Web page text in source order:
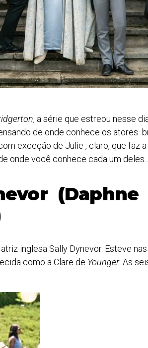
, a série que estreou nesse
de onde conhece os atores
exceção de Julie , claro, que faz
onde você conhece cada um
(Daphne
inglesa Sally Dynevor. Esteve
como a Clare de Younger. As